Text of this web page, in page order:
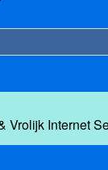
Vrolijk Internet